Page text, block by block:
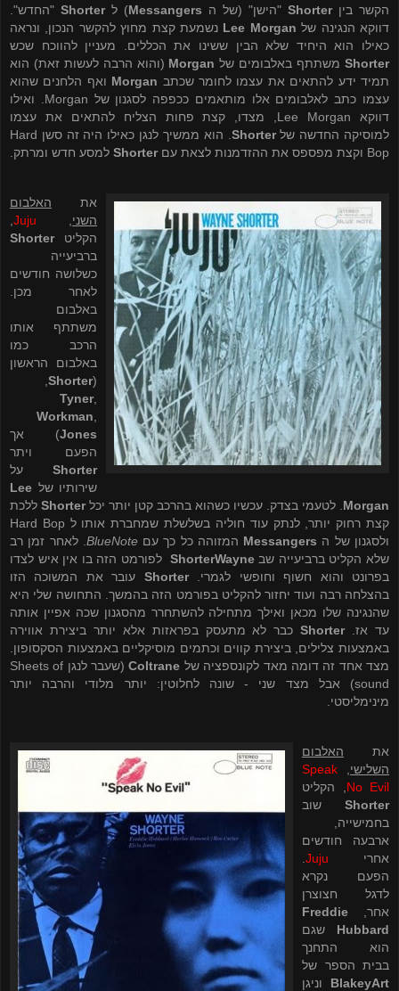
הקשר ביןShorter "הישן" (של ה Messangers) לShorter "החדש".
דווקא הנגינה של Lee Morgan נשמעת קצת מחוץ להקשר הנכון, ונראה
כאילו הוא היחיד שלא הבין ששינו את הכללים. מעניין להווכח שכש
Shorterמשתתף באלבומים של Morgan (והוא הרבה לעשות זאת) הוא
תמיד ידע להתאים את עצמו לחומר שכתב Morgan ואף הלחנים שהוא
עצמו כתב לאלבומים אלו מותאמים ככפפה לסגנון של Morgan . ואילו
דווקא Lee Morgan , מצדו, קצת פחות הצליח להתאים את עצמו
למוסיקה החדשה שלShorter . הוא ממשיך לנגן כאילו היה זה סשן Hard
Bop וקצת מפספס את ההזדמנות לצאת עםShorter למסע חדש ומרתק.
את האלבום
השני
Juju
הקליטShorter
ברביעייה
כשלושה חודשים
לאחר מכן.
באלבום
משתתף אותו
הרכב כמו
באלבום הראשון
(
Shorter
Tyner,
Workman
Jones) אך
הפעם ויתר
Shorter על
שירותיו של Lee
Morgan . לטעמי בצדק. עכשיו כשהוא בהרכב קטן יותר יכלShorter ללכת
קצת רחוק יותר, לנתק עוד חוליה בשלשלת שמחברת אותו ל Hard Bop
ולסגנון של ה Messangers המזוהה כל כך עםBlueNote . לאחר זמן רב
שלא הקליט ברביעייה שבWayne
Shorter לפורמט הזה בו אין איש לצדו
בפרונט והוא חשוף וחופשי לגמרי.Shorter עובר את המשוכה הזו
בהצלחה רבה ועוד יחזור להקליט בפורמט הזה בהמשך. התחושה שלי היא
שהנגינה שלו מכאן ואילך מתחילה להשתחרר מהסגנון שכה אפיין אותה
עד אז.Shorterכבר לא מתעסק בפראזות אלא יותר ביצירת אווירה
באמצעות צלילים, ביצירת קווים וכתמים מוסיקליים באמצעות הסקסופון.
מצד אחד זה דומה מאד לקונספציה של Coltrane(שעבר לנגן Sheets of
sound) אבל מצד שני - שונה לחלוטין: יותר מלודי והרבה יותר
מינימליסטי.
את האלבום
השלישי
Speak
No Evil , הקליט
Shorter שוב
בחמישייה,
ארבעה חודשים
אחרי Juju
הפעם נקרא
לדגל חצוצרן
אחר, Freddie
Hubbard שגם
הוא התחנך
בבית הספר של
Art
Blakey וניגן